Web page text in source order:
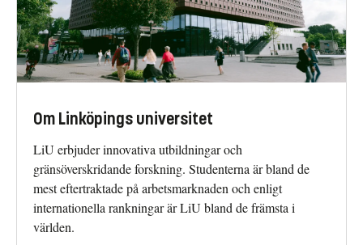
Om Linköpings universitet
LiU erbjuder innovativa utbildningar och
gränsöverskridande forskning. Studenterna är bland de
mest eftertraktade på arbetsmarknaden och enligt
internationella rankningar är LiU bland de främsta i
världen.